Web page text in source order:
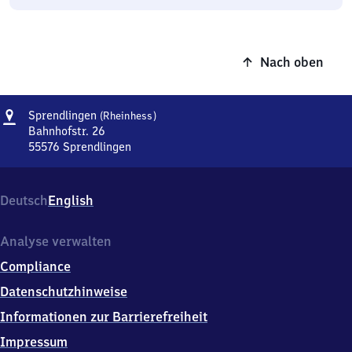
Nach oben
Adresse
Sprendlingen (Rheinhess)Sprendlingen
Bahnhofstr. 26
55576 Sprendlingen
Bahnhofstr.
26,
5
7
6
DeutschEnglish
Analyse verwalten
Compliance
Datenschutzhinweise
Informationen zur Barrierefreiheit
Impressum